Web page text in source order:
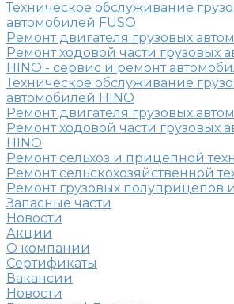
Техническое обслуживание
автомобилей FUSO
Ремонт двигателя грузовых
Ремонт ходовой части грузовых
HINO - сервис и ремонт
Техническое обслуживание
автомобилей HINO
Ремонт двигателя грузовых
Ремонт ходовой части грузовых
HINO
Ремонт сельхоз и прицепной
Ремонт сельскохозяйственной
Ремонт грузовых полуприцепов
Запасные части
Новости
Акции
О компании
Сертификаты
Вакансии
Новости